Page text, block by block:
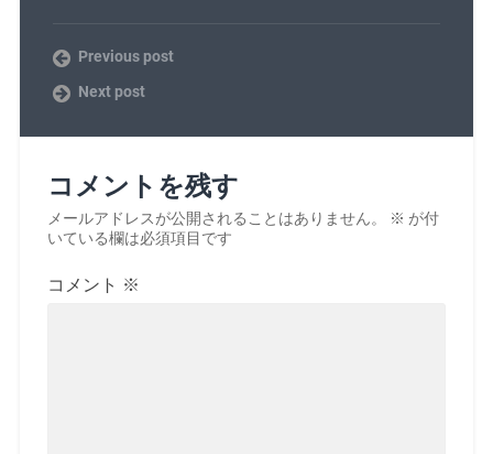
Previous post
Next post
コメントを残す
メールアドレスが公開されることはありません。 ※ が付
いている欄は必須項目です
コメント ※